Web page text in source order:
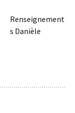
Renseignement
s Danièle